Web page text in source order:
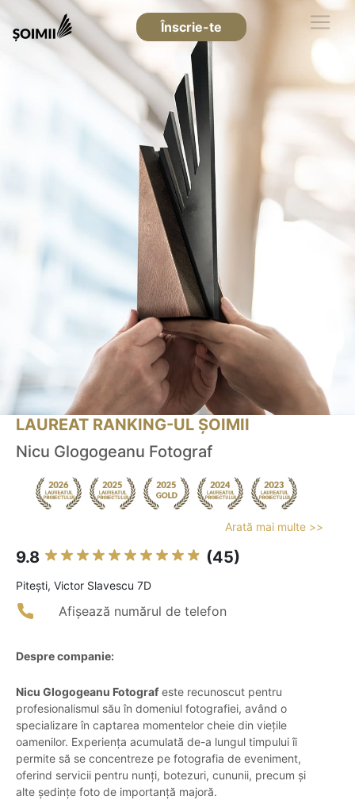
Înscrie-te
LAUREAT RANKING-UL ȘOIMII
Nicu Glogogeanu Fotograf
Arată mai multe >>
9.8 (45)
Piteşti, Victor Slavescu 7D
Afișează numărul de telefon
Despre companie:
Nicu Glogogeanu Fotograf este recunoscut pentru
profesionalismul său în domeniul fotografiei, având o
specializare în captarea momentelor cheie din viețile
oamenilor. Experiența acumulată de-a lungul timpului îi
permite să se concentreze pe fotografia de eveniment,
oferind servicii pentru nunți, botezuri, cununii, precum și
alte ședințe foto de importanță majoră.